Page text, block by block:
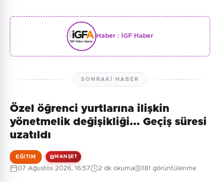
Haber : İGF Haber
SONRAKI HABER
Özel öğrenci yurtlarına ilişkin
yönetmelik değişikliği... Geçiş süresi
uzatıldı
EĞITIM MANŞET
07 Ağustos 2026, 16:57 2 dk okuma 181 görüntülenme